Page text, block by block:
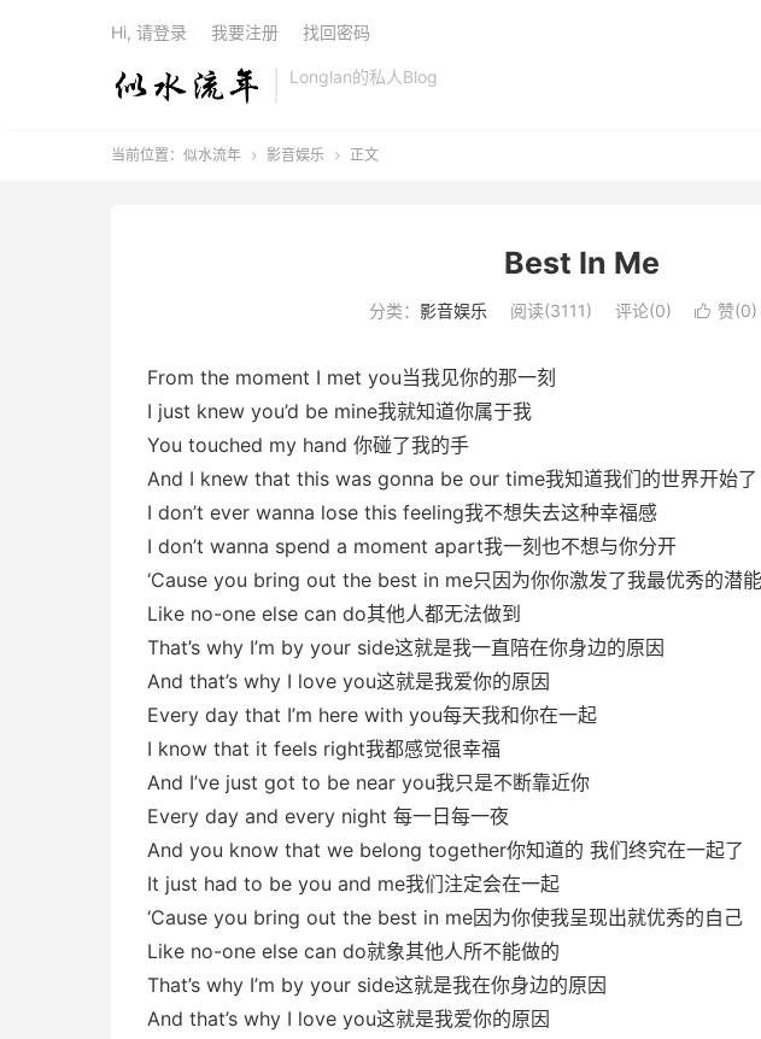
Longlan的私人Blog
Hi, 请登录 我要注册 找回密码
当前位置： 似水流年  影音娱乐  正文
Best In Me
分类： 影音娱乐 阅读(3111) 评论(0)  赞(0)
From the moment I met you当我见你的那一刻
I just knew you’d be mine我就知道你属于我
You touched my hand 你碰了我的手
And I knew that this was gonna be our time我知道我们的世界开始了
I don’t ever wanna lose this feeling我不想失去这种幸福感
I don’t wanna spend a moment apart我一刻也不想与你分开
‘Cause you bring out the best in me只因为你你激发了我最优秀的潜能
Like no-one else can do其他人都无法做到
That’s why I’m by your side这就是我一直陪在你身边的原因
And that’s why I love you这就是我爱你的原因
Every day that I’m here with you每天我和你在一起
I know that it feels right我都感觉很幸福
And I’ve just got to be near you我只是不断靠近你
Every day and every night 每一日每一夜
And you know that we belong together你知道的 我们终究在一起了
It just had to be you and me我们注定会在一起
‘Cause you bring out the best in me因为你使我呈现出就优秀的自己
Like no-one else can do就象其他人所不能做的
That’s why I’m by your side这就是我在你身边的原因
And that’s why I love you这就是我爱你的原因